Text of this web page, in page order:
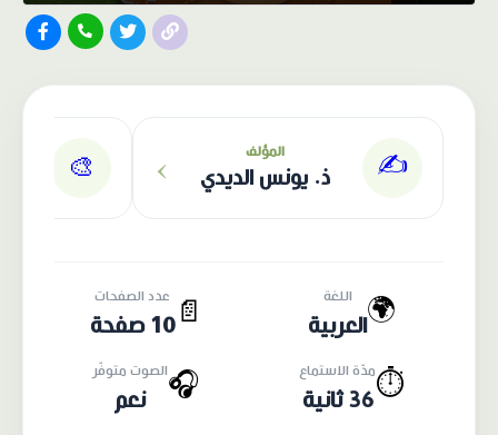
✍️ المؤلف
ذ. يونس الديدي ›
🎨
🌍 اللغة
العربية 📄
عدد الصفحات
10 صفحة
⏱️مدّة الاستماع
36 ثانية
🎧الصوت متوفّر
نعم